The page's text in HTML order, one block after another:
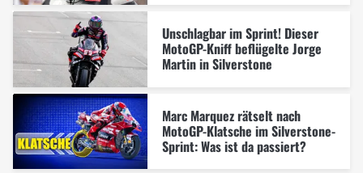
Unschlagbar im Sprint! Dieser
MotoGP-Kniff beflügelte Jorge
Martin in Silverstone
Marc Marquez rätselt nach
MotoGP-Klatsche im Silverstone-
Sprint: Was ist da passiert?